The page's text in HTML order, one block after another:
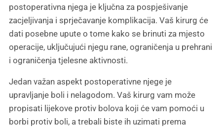
postoperativna njega je ključna za pospješivanje
zacjeljivanja i sprječavanje komplikacija. Vaš kirurg će
dati posebne upute o tome kako se brinuti za mjesto
operacije, uključujući njegu rane, ograničenja u prehrani
i ograničenja tjelesne aktivnosti.
Jedan važan aspekt postoperativne njege je
upravljanje boli i nelagodom. Vaš kirurg vam može
propisati lijekove protiv bolova koji će vam pomoći u
borbi protiv boli, a trebali biste ih uzimati prema